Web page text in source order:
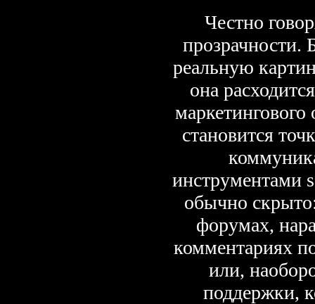
Честно
прозрачности.
реальную
она
становится
инструментами
обычно
форумах,
комментариях
или,
поддержки,